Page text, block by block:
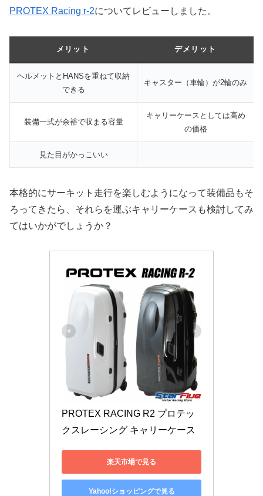
PROTEX Racing r-2についてレビューしました。
メリット デメリット
ヘルメットとHANSを重ねて収納
できる
キャスター（車輪）が2輪のみ
装備一式が余裕で収まる容量
キャリーケースとしては高め
の価格
見た目がかっこいい
本格的にサーキット走行を楽しむようになって装備品もそ
ろってきたら、それらを運ぶキャリーケースも検討してみ
てはいかがでしょうか？
PROTEX RACING R2 プロテッ
クスレーシング キャリーケース
楽天市場で見る
Yahoo!ショッピングで見る